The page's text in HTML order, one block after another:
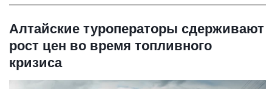
Алтайские туроператоры сдерживают
рост цен во время топливного
кризиса